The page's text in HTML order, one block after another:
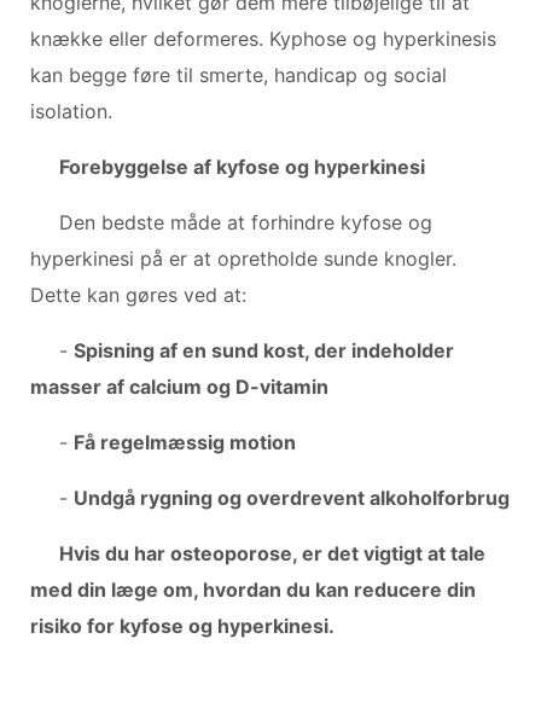
knække eller deformeres. Kyphose og hyperkinesis
kan begge føre til smerte, handicap og social
isolation.
Forebyggelse af kyfose og hyperkinesi
Den bedste måde at forhindre kyfose og
hyperkinesi på er at opretholde sunde knogler.
Dette kan gøres ved at:
- Spisning af en sund kost, der indeholder
masser af calcium og D-vitamin
- Få regelmæssig motion
- Undgå rygning og overdrevent alkoholforbrug
Hvis du har osteoporose, er det vigtigt at tale
med din læge om, hvordan du kan reducere din
risiko for kyfose og hyperkinesi.